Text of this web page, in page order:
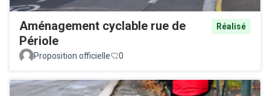
Aménagement cyclable rue de
Périole
Réalisé
Proposition officielle 0